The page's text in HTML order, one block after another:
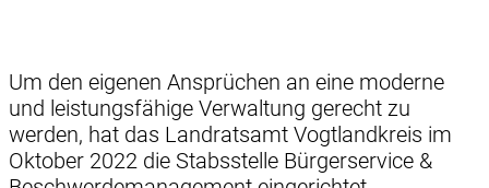
Um den eigenen Ansprüchen an eine moderne
und leistungsfähige Verwaltung gerecht zu
werden, hat das Landratsamt Vogtlandkreis im
Oktober 2022 die Stabsstelle Bürgerservice &